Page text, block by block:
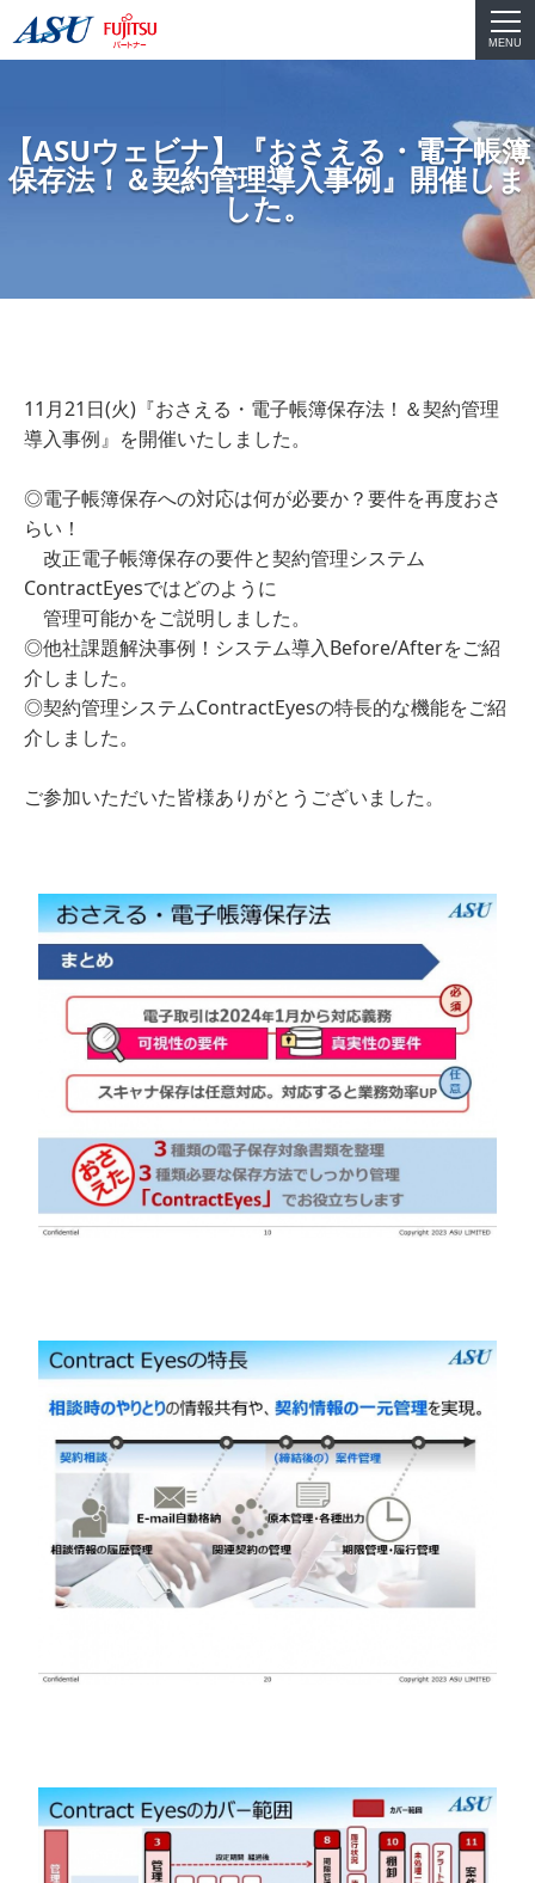
MENU
【ASUウェビナ】『おさえる・電子帳簿
保存法！＆契約管理導入事例』開催しま
した。
11月21日(火)『おさえる・電子帳簿保存法！＆契約管理
導入事例』を開催いたしました。
◎電子帳簿保存への対応は何が必要か？要件を再度おさ
らい！
改正電子帳簿保存の要件と契約管理システム
ContractEyesではどのように
管理可能かをご説明しました。
◎他社課題解決事例！システム導入Before/Afterをご紹
介しました。
◎契約管理システムContractEyesの特長的な機能をご紹
介しました。
ご参加いただいた皆様ありがとうございました。